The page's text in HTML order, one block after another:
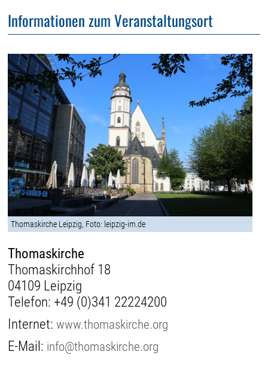
Informationen zum Veranstaltungsort
Thomaskirche Leipzig, Foto: leipzig-im.de
Thomaskirche
Thomaskirchhof 18
04109 Leipzig
Telefon: +49 (0)341 22224200
Internet:www.thomaskirche.org
E-Mail: info@thomaskirche.org